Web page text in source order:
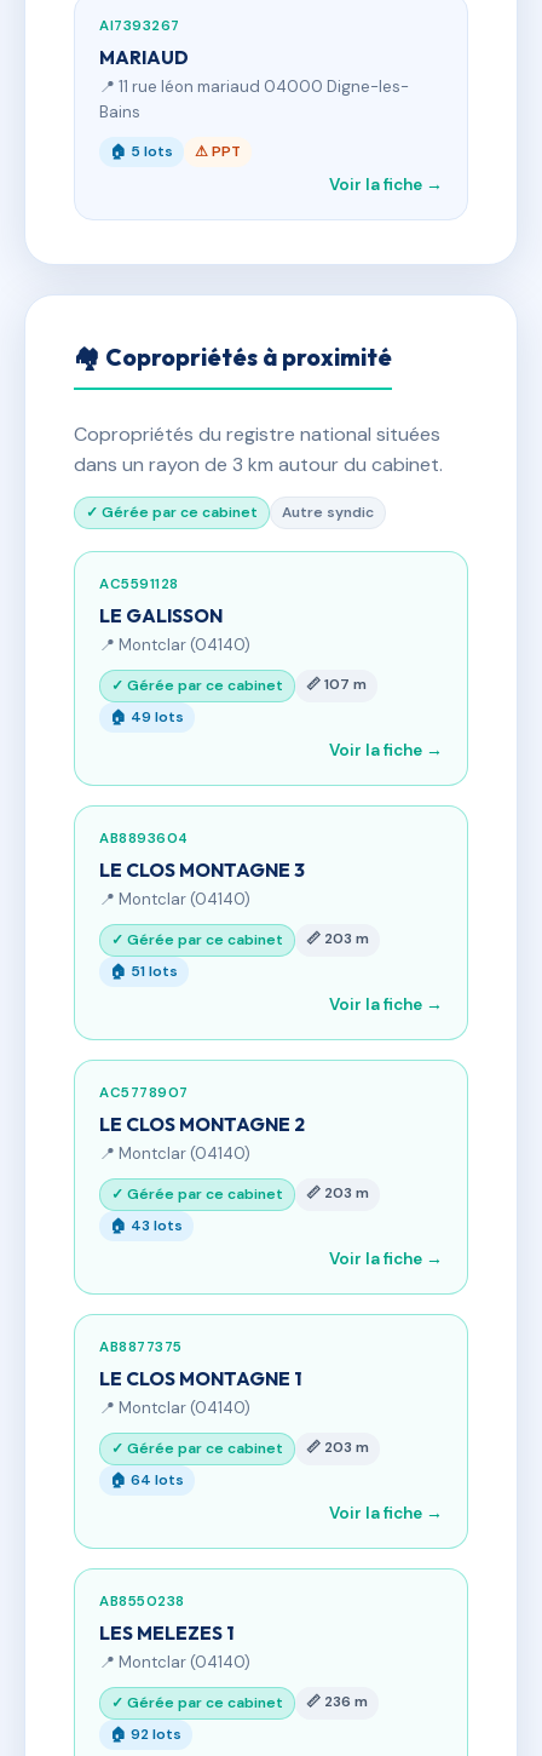
AI7393267
MARIAUD
📍 11 rue léon mariaud 04000 Digne-les-
Bains
🏠 5 lots ⚠ PPT
Voir la fiche →
🏘 Copropriétés à proximité
Copropriétés du registre national situées
dans un rayon de 3 km autour du cabinet.
✓ Gérée par ce cabinet Autre syndic
AC5591128
LE GALISSON
📍 Montclar (04140)
✓ Gérée par ce cabinet
📏 107 m
🏠 49 lots
Voir la fiche →
AB8893604
LE CLOS MONTAGNE 3
📍 Montclar (04140)
✓ Gérée par ce cabinet
📏 203 m
🏠 51 lots
Voir la fiche →
AC5778907
LE CLOS MONTAGNE 2
📍 Montclar (04140)
✓ Gérée par ce cabinet
📏 203 m
🏠 43 lots
Voir la fiche →
AB8877375
LE CLOS MONTAGNE 1
📍 Montclar (04140)
✓ Gérée par ce cabinet
📏 203 m
🏠 64 lots
Voir la fiche →
AB8550238
LES MELEZES 1
📍 Montclar (04140)
✓ Gérée par ce cabinet
📏 236 m
🏠 92 lots